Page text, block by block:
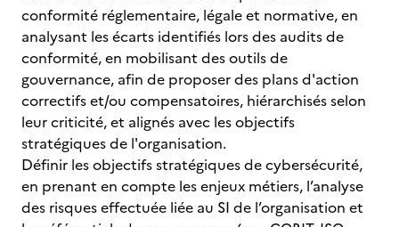
conformité réglementaire, légale et normative, en
analysant les écarts identifiés lors des audits de
conformité, en mobilisant des outils de
gouvernance, afin de proposer des plans d'action
correctifs et/ou compensatoires, hiérarchisés selon
leur criticité, et alignés avec les objectifs
stratégiques de l'organisation.
Définir les objectifs stratégiques de cybersécurité,
en prenant en compte les enjeux métiers, l’analyse
des risques effectuée liée au SI de l’organisation et